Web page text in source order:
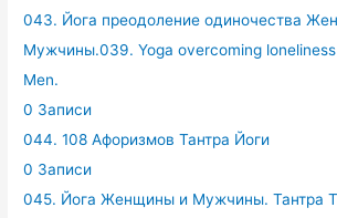
043. Йога преодоление одиночества
Мужчины.039. Yoga overcoming
Men.
0 Записи
044. 108 Афоризмов Тантра Йоги
0 Записи
045. Йога Женщины и Мужчины. Тантра